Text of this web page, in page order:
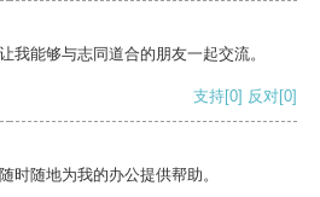
我能够与志同道合的朋友一起交流。
支持[0] 反对[0]
时随地为我的办公提供帮助。